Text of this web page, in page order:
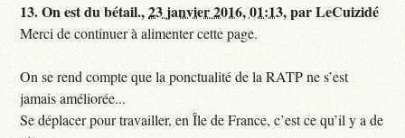
13.On est du bétail.,23 janvier 2016, 01:13,parLeCuizidé
Merci de continuer à alimenter cette page.
On se rend compte que la ponctualité de la RATP ne s’est
jamais améliorée...
Se déplacer pour travailler, en Île de France, c’est ce qu’il y a de